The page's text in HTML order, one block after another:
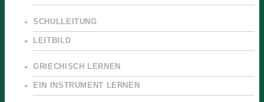
SCHULLEITUNG
LEITBILD
GRIECHISCH LERNEN
EIN INSTRUMENT LERNEN